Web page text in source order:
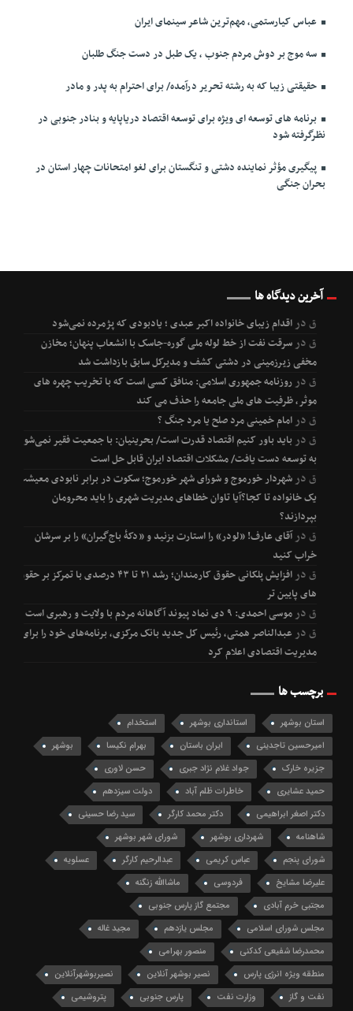
عباس کیارستمی، مهم‌ترین شاعر سینمای ایران
سه موج بر دوش مردم جنوب ، یک طبل در دست جنگ طلبان
حقیقتی زیبا که به رشته تحریر درآمده/ برای احترام به پدر و مادر
برنامه های توسعه ای ویژه برای توسعه اقتصاد دریاپایه و بنادر جنوبی در
نظرگرفته شود
پیگیری مؤثر نماینده دشتی و تنگستان برای لغو امتحانات چهار استان در
بحران جنگی
آخرین دیدگاه ها
قدراقدام زیبای خانواده اکبر عبدی ؛ یادبودی که پژمرده نمی‌شود
قدرسرقت نفت از خط لوله ملی گوره-جاسک با انشعاب پنهان؛ مخازن
مخفی زیرزمینی در دشتی کشف و مدیرکل سابق بازداشت شد
قدرروزنامه جمهوری اسلامی: منافق کسی است که با تخریب چهره های
موثر، ظرفیت های ملی جامعه را حذف می کند
قدرامام خمینی مرد صلح یا مرد جنگ ؟
قدرباید باور کنیم اقتصاد قدرت است/ بحرینیان: با جمعیت فقیر نمی‌شود
به توسعه دست یافت/ مشکلات اقتصاد ایران قابل حل است
قدرشهردار خورموج و شورای شهر خورموج؛ سکوت در برابر نابودی معیشت
یک خانواده تا کجا؟آیا تاوان خطاهای مدیریت شهری را باید محرومان
بپردازند؟
قدرآقای عارف! «لودر» را استارت بزنید و «دکۀ باج‌گیران» را بر سرشان
خراب کنید
قدر
افزایش پلکانی حقوق کارمندان؛ رشد ۲۱ تا ۴۳ درصدی با تمرکز بر حقوق
های پایین تر
قدرموسی احمدی: ۹ دی نماد پیوند آگاهانه مردم با ولایت و رهبری است
قدرعبدالناصر همتی، رئیس کل جدید بانک مرکزی، برنامه‌های خود را برای
مدیریت اقتصادی اعلام کرد
برچسب ها
استان بوشهر استانداری بوشهر
استخدام
امیرحسین تاجدینی
ایران باستان بهرام نکیسا
بوشهر
جزیره خارک
جواد غلام نژاد جبری
حسن لاوری
حمید عشایری
خاطرات ظلم آباد
دولت سیزدهم
دکتر اصغر ابراهیمی
دکتر محمد کارگر
سید رضا حسینی
شاهنامه
شهرداری بوشهر
شورای شهر بوشهر
شورای پنجم
عباس کریمی عبدالرحیم کارگر
عسلویه
علیرضا مشایخ
فردوسی
ماشاالله زنگنه
مجتبی خرم آبادی
مجتمع گاز پارس جنوبی
مجلس شورای اسلامی
مجلس یازدهم
مجید غاله
محمدرضا شفیعی کدکنی
منصور بهرامی
منطقه ویژه انرژی پارس
نصیر بوشهر آنلاین
نصیربوشهرآنلاین
نفت و گاز
وزارت نفت پارس جنوبی پتروشیمی